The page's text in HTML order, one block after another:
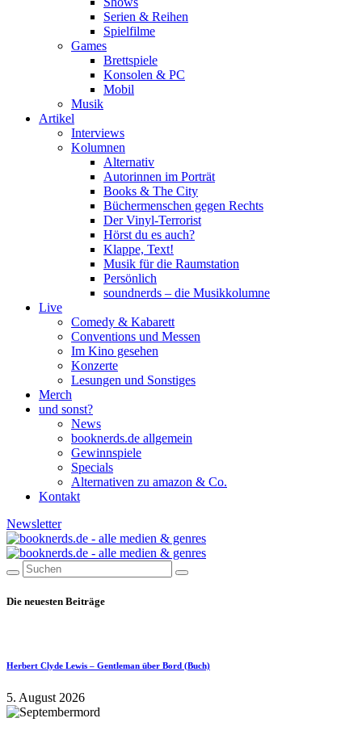
Serien & Reihen
Spielfilme
Games
Brettspiele
Konsolen & PC
Mobil
Musik
Artikel
Interviews
Kolumnen
Alternativ
Autorinnen im Porträt
Books & The City
Büchermenschen gegen Rechts
Der Vinyl-Terrorist
Hörst du es auch?
Klappe, Text!
Musik für die Raumstation
Persönlich
soundnerds – die Musikkolumne
Live
Comedy & Kabarett
Conventions und Messen
Im Kino gesehen
Konzerte
Lesungen und Sonstiges
Merch
und sonst?
News
booknerds.de allgemein
Gewinnspiele
Specials
Alternativen zu amazon & Co.
Kontakt
Newsletter
Die neuesten Beiträge
Herbert Clyde Lewis – Gentleman über Bord (Buch)
5. August 2026